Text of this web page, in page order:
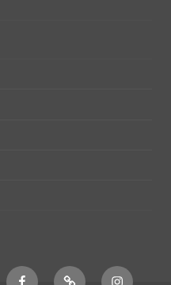
MoviebooFeedly Instagram